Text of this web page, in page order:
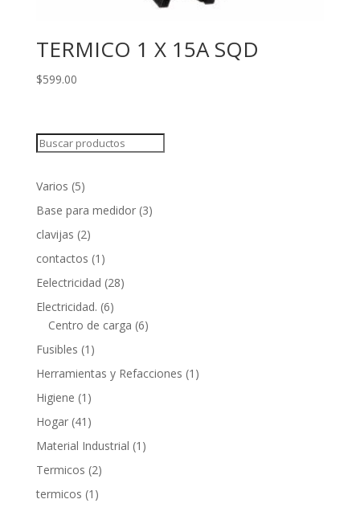
TERMICO 1 X 15A SQD
$599.00
Search
Varios 55
products
Base para medidor 33
clavijas 22
products
contactos 1 1
product
Eelectricidad 2828
Electricidad. 66
products
Centro de carga 66
Fusibles 1 1
product
Herramientas y Refacciones 1 1
Higiene 1 1
product
Hogar 41 41
products
Material Industrial 1 1
Termicos 22
products
termicos 1 1